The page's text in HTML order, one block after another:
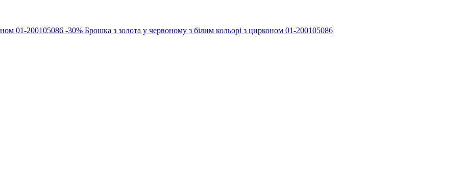
-30% Брошка з золота у червоному з білим кольорі з цирконом 01-200105086